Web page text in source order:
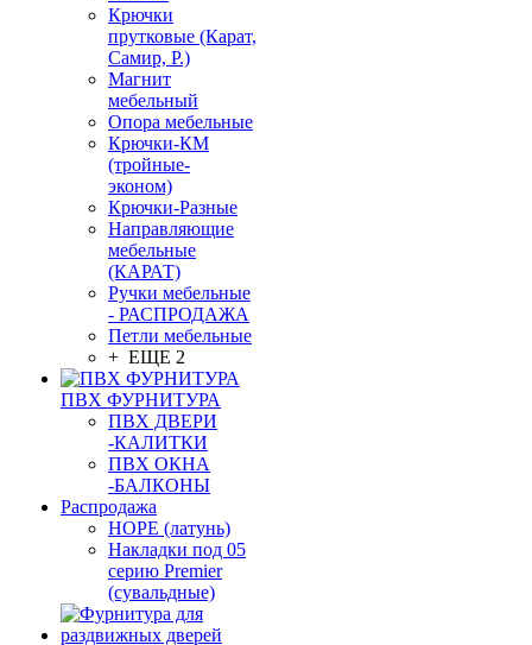
Крючки
прутковые (Карат,
Самир, Р.)
Магнит
мебельный
Опора мебельные
Крючки-КМ
(тройные-
эконом)
Крючки-Разные
Направляющие
мебельные
(КАРАТ)
Ручки мебельные
- РАСПРОДАЖА
Петли мебельные
+ ЕЩЕ 2
ПВХ ФУРНИТУРА
ПВХ ДВЕРИ
-КАЛИТКИ
ПВХ ОКНА
-БАЛКОНЫ
Распродажа
HOPE (латунь)
Накладки под 05
серию Premier
(сувальдные)